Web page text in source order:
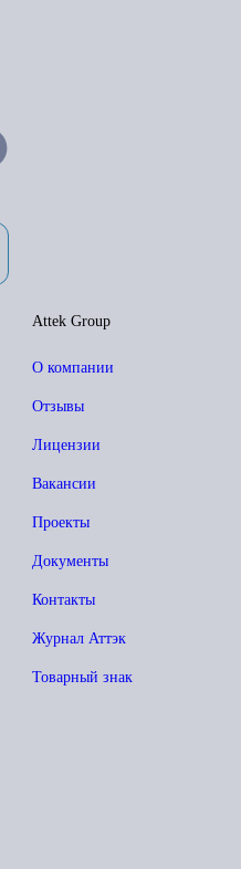
Attek Group
О компании
Отзывы
Лицензии
Вакансии
Проекты
Документы
Контакты
Журнал Аттэк
Товарный знак